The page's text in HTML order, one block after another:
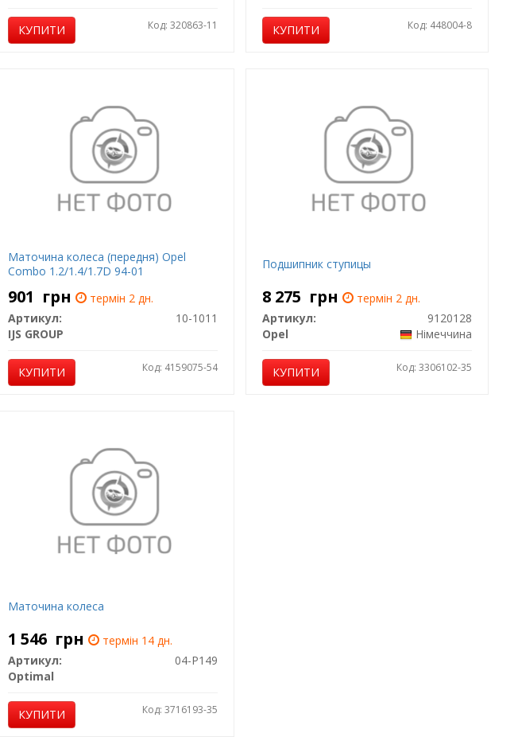
КУПИТИ Код: 320863-11 КУПИТИ Код: 448004-8
Маточина колеса (передня) Opel
Combo 1.2/1.4/1.7D 94-01
901 грн
термін 2 дн.
Артикул:
10-1011
IJS GROUP
КУПИТИ Код: 4159075-54
Подшипник ступицы
8 275 грн
термін 2 дн.
Артикул:
9120128
Opel
Німеччина
КУПИТИ Код: 3306102-35
Маточина колеса
1 546 грн
термін 14 дн.
Артикул:
04-P149
Optimal
КУПИТИ Код: 3716193-35